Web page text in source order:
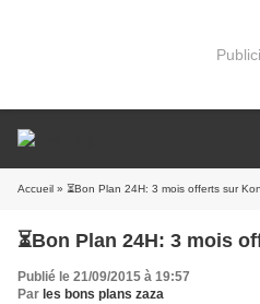
Accueil » ⏳Bon Plan 24H: 3 mois offerts sur
⏳Bon Plan 24H: 3 mois
Publié le 21/09/2015 à 19:57
Par les bons plans zaza